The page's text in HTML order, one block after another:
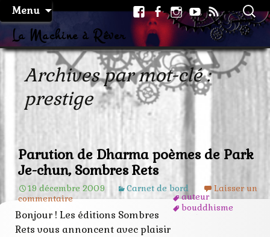
Menu
Aller
au
contenu
Facebook
Facebook
page
Instagram
Youtube
La Machine à Rêver
Archives par mot-clé :
prestige
Parution de Dharma poèmes de Park
Je-chun, Sombres Rets
19 décembre 2009 Carnet de bord
auteur
bouddhisme
corée
Laisser un
commentaire
Bonjour ! Les éditions Sombres
Rets vous annoncent avec plaisir